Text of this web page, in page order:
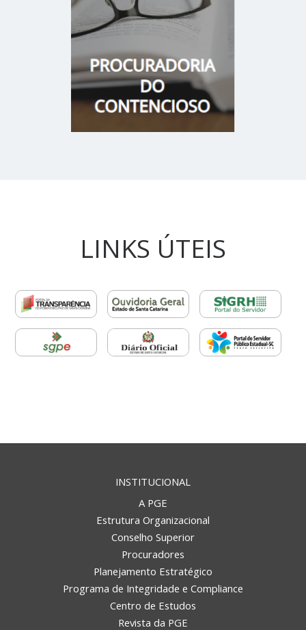
LINKS ÚTEIS
INSTITUCIONAL
A PGE
Estrutura Organizacional
Conselho Superior
Procuradores
Planejamento Estratégico
Programa de Integridade e Compliance
Centro de Estudos
Revista da PGE